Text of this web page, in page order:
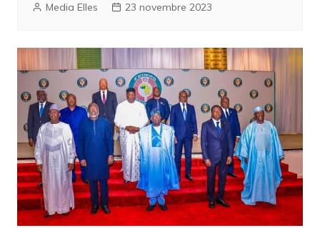
Media Elles 23 novembre 2023